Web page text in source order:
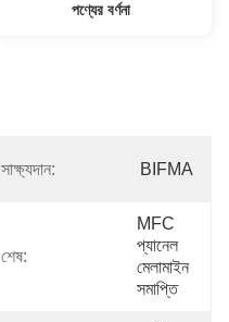
পণ্যের বর্ণনা
সাক্ষ্যদান: BIFMA
শেষ:
MFC
প্যানেল
মেলামাইন
সমাপ্তি